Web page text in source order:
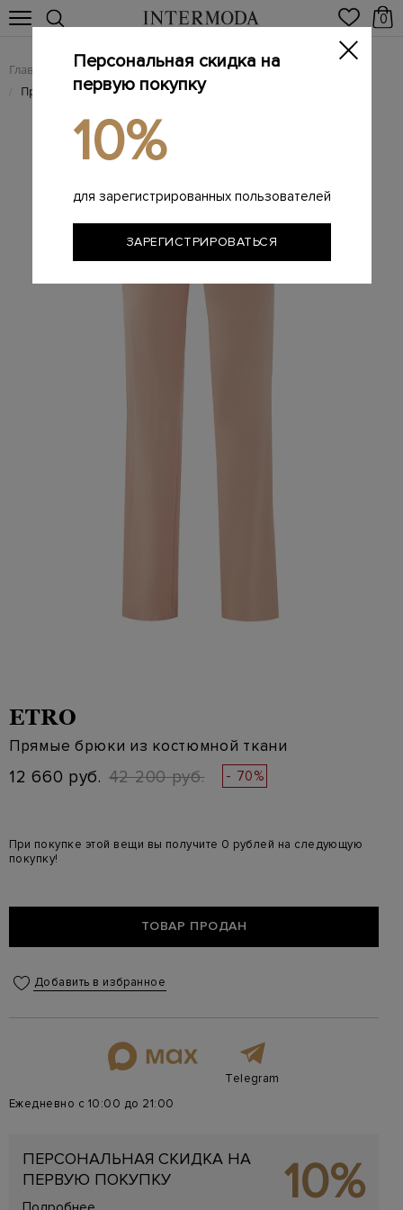
0
Главная Женщинам / Женская одежда / Женские брюки
/ Прямые брюки из костюмной ткани
ETRO
Прямые брюки из костюмной ткани
12 660 руб. 42 200 руб. - 70%
При покупке этой вещи вы получите 0 рублей на следующую
покупку!
ТОВАР ПРОДАН
Добавить в избранное
Telegram
Ежедневно с 10:00 до 21:00
ПЕРСОНАЛЬНАЯ СКИДКА НА
ПЕРВУЮ ПОКУПКУ
10%
Персональная скидка на
первую покупку
10%
для зарегистрированных пользователей
ЗАРЕГИСТРИРОВАТЬСЯ